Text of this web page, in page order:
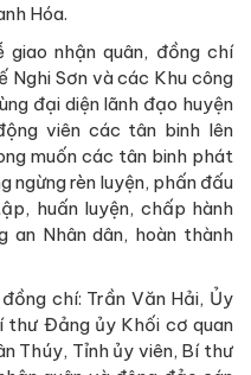
Hóa.
nhận quân, đồng chí
Nghi Sơn và các Khu công
đại diện lãnh đạo huyện
viên các tân binh lên
muốn các tân binh phát
ngừng rèn luyện, phấn đấu
huấn luyện, chấp hành
an Nhân dân, hoàn thành
chí: Trần Văn Hải, Ủy
thư Đảng ủy Khối cơ quan
Thúy, Tỉnh ủy viên, Bí thư